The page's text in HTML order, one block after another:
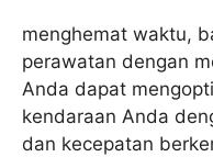
menghemat waktu,
perawatan dengan
Anda dapat
kendaraan Anda
dan kecepatan